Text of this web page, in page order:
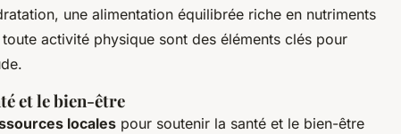
une alimentation équilibrée riche en nutriments
activité physique sont des éléments clés pour
et le bien-être
locales pour soutenir la santé et le bien-être